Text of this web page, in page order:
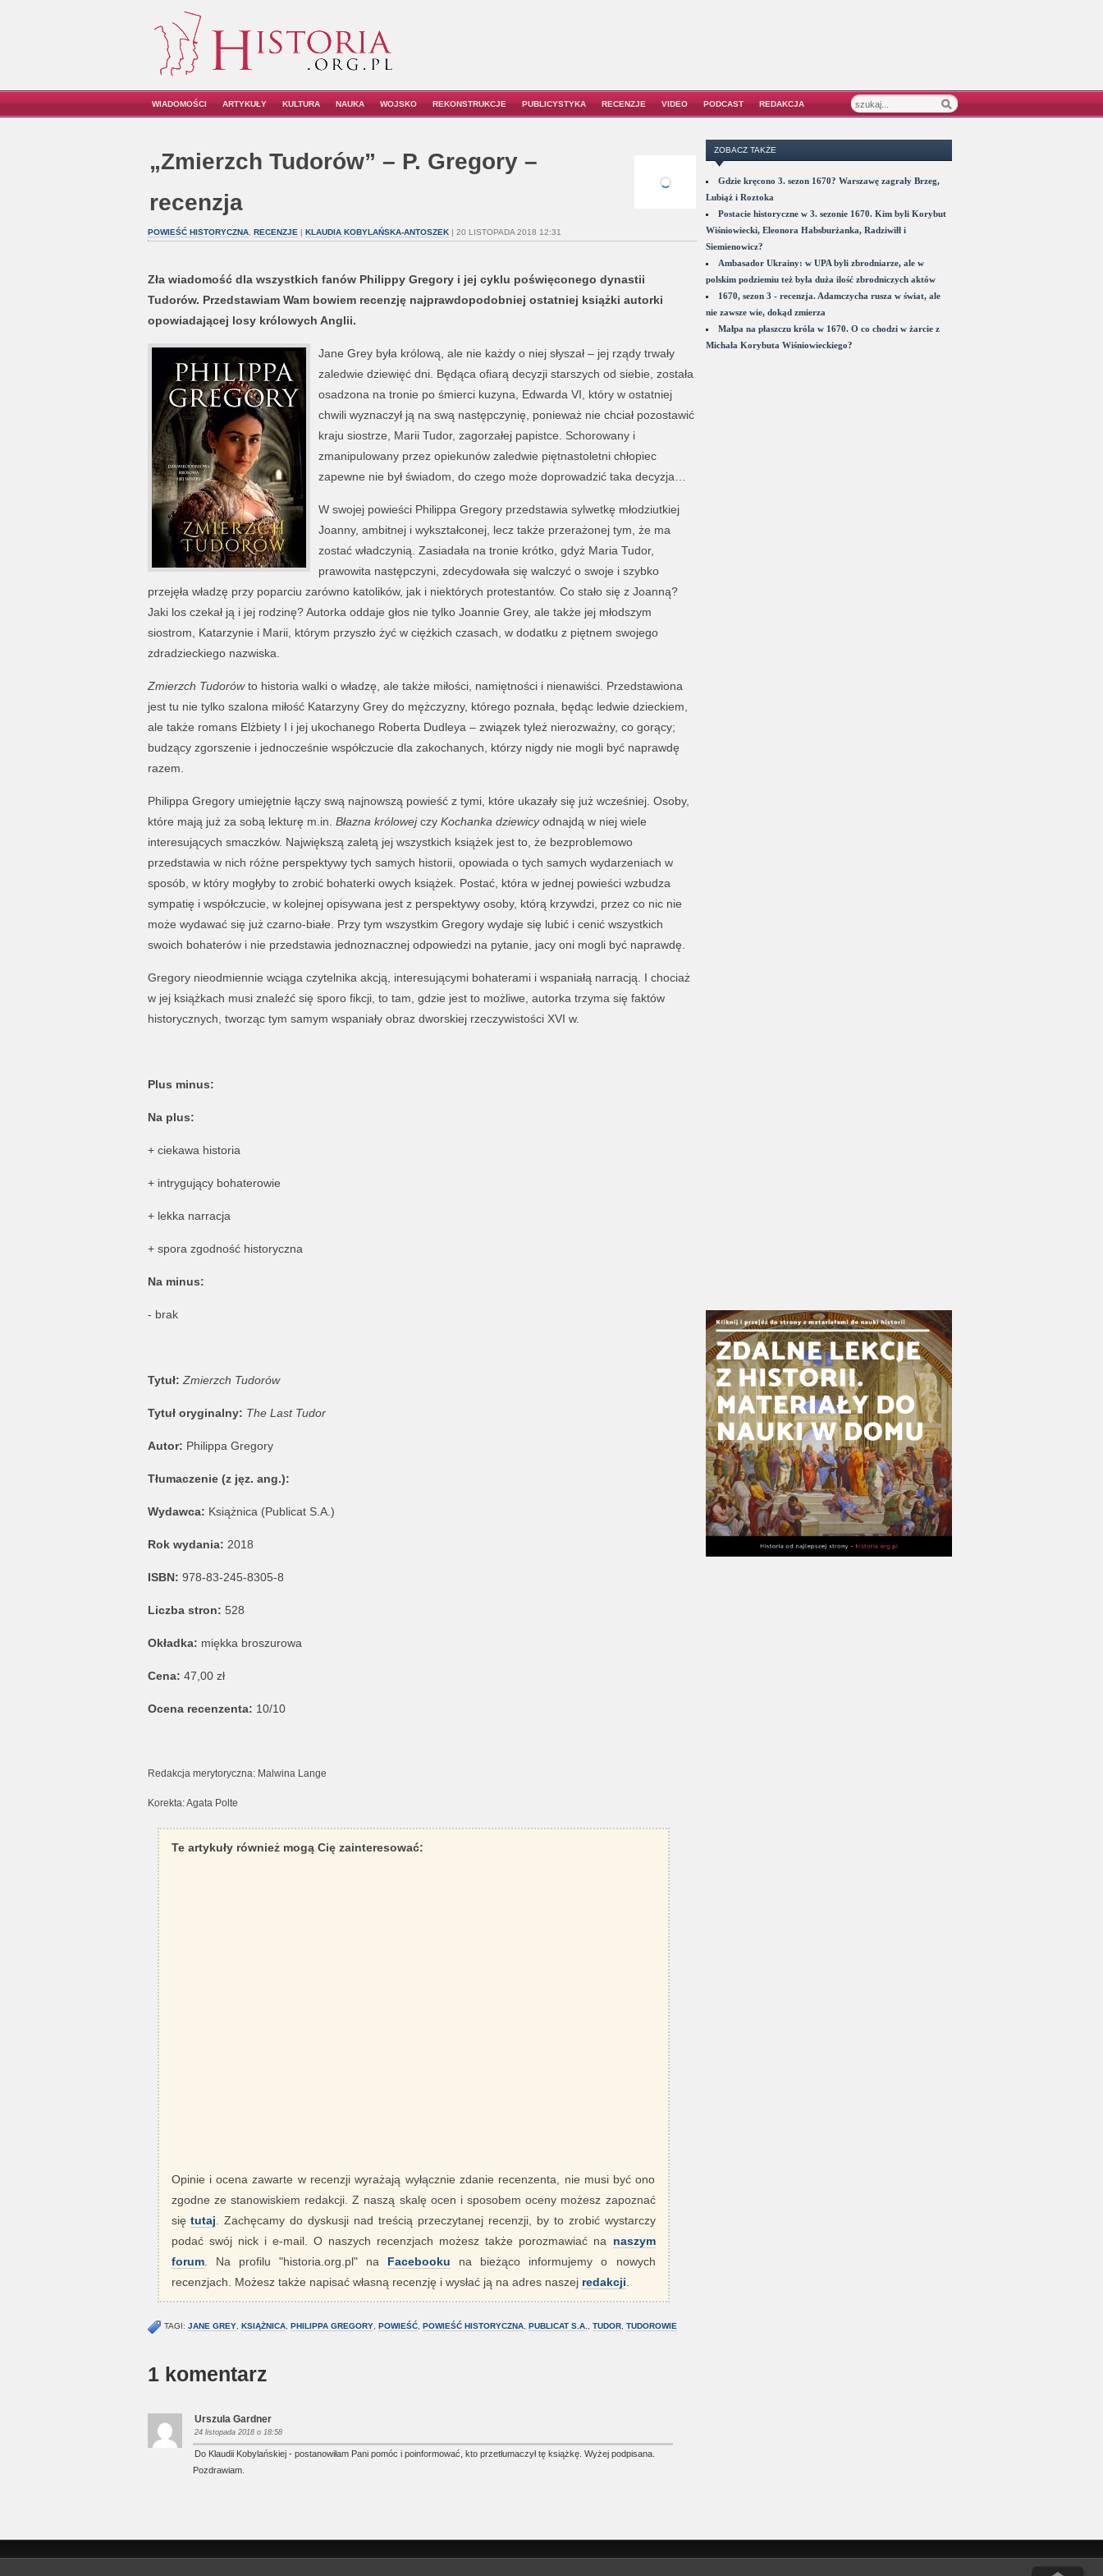
WIADOMOŚCI ARTYKUŁY KULTURA NAUKA WOJSKO REKONSTRUKCJE PUBLICYSTYKA RECENZJE VIDEO PODCAST REDAKCJA
„Zmierzch Tudorów” – P. Gregory –
recenzja
POWIEŚĆ HISTORYCZNA, RECENZJE | KLAUDIA KOBYLAŃSKA-ANTOSZEK| 20 LISTOPADA 2018 12:31
Zła wiadomość dla wszystkich fanów Philippy Gregory i jej cyklu poświęconego dynastii
Tudorów. Przedstawiam Wam bowiem recenzję najprawdopodobniej ostatniej książki autorki
opowiadającej losy królowych Anglii.
Jane Grey była królową, ale nie każdy o niej słyszał – jej rządy trwały
zaledwie dziewięć dni. Będąca ofiarą decyzji starszych od siebie, została
osadzona na tronie po śmierci kuzyna, Edwarda VI, który w ostatniej
chwili wyznaczył ją na swą następczynię, ponieważ nie chciał pozostawić
kraju siostrze, Marii Tudor, zagorzałej papistce. Schorowany i
zmanipulowany przez opiekunów zaledwie piętnastoletni chłopiec
zapewne nie był świadom, do czego może doprowadzić taka decyzja…
W swojej powieści Philippa Gregory przedstawia sylwetkę młodziutkiej
Joanny, ambitnej i wykształconej, lecz także przerażonej tym, że ma
zostać władczynią. Zasiadała na tronie krótko, gdyż Maria Tudor,
prawowita następczyni, zdecydowała się walczyć o swoje i szybko
przejęła władzę przy poparciu zarówno katolików, jak i niektórych protestantów. Co stało się z Joanną?
Jaki los czekał ją i jej rodzinę? Autorka oddaje głos nie tylko Joannie Grey, ale także jej młodszym
siostrom, Katarzynie i Marii, którym przyszło żyć w ciężkich czasach, w dodatku z piętnem swojego
zdradzieckiego nazwiska.
Zmierzch Tudorówto historia walki o władzę, ale także miłości, namiętności i nienawiści. Przedstawiona
jest tu nie tylko szalona miłość Katarzyny Grey do mężczyzny, którego poznała, będąc ledwie dzieckiem,
ale także romans Elżbiety I i jej ukochanego Roberta Dudleya – związek tyleż nierozważny, co gorący;
budzący zgorszenie i jednocześnie współczucie dla zakochanych, którzy nigdy nie mogli być naprawdę
razem.
Philippa Gregory umiejętnie łączy swą najnowszą powieść z tymi, które ukazały się już wcześniej. Osoby,
które mają już za sobą lekturę m.in. Błazna królowejczyKochanka dziewicyodnajdą w niej wiele
interesujących smaczków. Największą zaletą jej wszystkich książek jest to, że bezproblemowo
przedstawia w nich różne perspektywy tych samych historii, opowiada o tych samych wydarzeniach w
sposób, w który mogłyby to zrobić bohaterki owych książek. Postać, która w jednej powieści wzbudza
sympatię i współczucie, w kolejnej opisywana jest z perspektywy osoby, którą krzywdzi, przez co nic nie
może wydawać się już czarno-białe. Przy tym wszystkim Gregory wydaje się lubić i cenić wszystkich
swoich bohaterów i nie przedstawia jednoznacznej odpowiedzi na pytanie, jacy oni mogli być naprawdę.
Gregory nieodmiennie wciąga czytelnika akcją, interesującymi bohaterami i wspaniałą narracją. I chociaż
w jej książkach musi znaleźć się sporo fikcji, to tam, gdzie jest to możliwe, autorka trzyma się faktów
historycznych, tworząc tym samym wspaniały obraz dworskiej rzeczywistości XVI w.
Plus minus:
Na plus:
+ ciekawa historia
+ intrygujący bohaterowie
+ lekka narracja
+ spora zgodność historyczna
Na minus:
- brak
Tytuł: Zmierzch Tudorów
Tytuł oryginalny: The Last Tudor
Autor: Philippa Gregory
Tłumaczenie (z jęz. ang.):
Wydawca: Książnica (Publicat S.A.)
Rok wydania: 2018
ISBN: 978-83-245-8305-8
Liczba stron: 528
Okładka: miękka broszurowa
Cena: 47,00 zł
Ocena recenzenta: 10/10
Redakcja merytoryczna: Malwina Lange
Korekta: Agata Polte
Te artykuły również mogą Cię zainteresować:
Opinie i ocena zawarte w recenzji wyrażają wyłącznie zdanie recenzenta, nie musi być ono
zgodne ze stanowiskiem redakcji. Z naszą skalę ocen i sposobem oceny możesz zapoznać
siętutaj . Zachęcamy do dyskusji nad treścią przeczytanej recenzji, by to zrobić wystarczy
podać swój nick i e-mail. O naszych recenzjach możesz także porozmawiać na naszym
forum. Na profilu "historia.org.pl" na Facebooku na bieżąco informujemy o nowych
recenzjach. Możesz także napisać własną recenzję i wysłać ją na adres naszej redakcji
TAGI: JANE GREY, KSIĄŻNICA, PHILIPPA GREGORY, POWIEŚĆ, POWIEŚĆ HISTORYCZNA, PUBLICAT S.A. TUDOR, TUDOROWIE
1 komentarz
Urszula Gardner
24 listopada 2018 o 18:58
Do Klaudii Kobylańskiej - postanowiłam Pani pomóc i poinformować, kto przetłumaczył tę książkę. Wyżej podpisana.
Pozdrawiam.
ZOBACZ TAKŻE
Gdzie kręcono 3. sezon 1670? Warszawę zagrały Brzeg,
Lubiąż i Roztoka
Postacie historyczne w 3. sezonie 1670. Kim byli Korybut
Wiśniowiecki, Eleonora Habsburżanka, Radziwiłł i
Siemienowicz?
Ambasador Ukrainy: w UPA byli zbrodniarze, ale w
polskim podziemiu też była duża ilość zbrodniczych aktów
1670, sezon 3 - recenzja. Adamczycha rusza w świat, ale
nie zawsze wie, dokąd zmierza
Małpa na płaszczu króla w 1670. O co chodzi w żarcie z
Michała Korybuta Wiśniowieckiego?